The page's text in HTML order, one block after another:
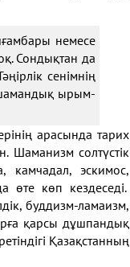
немесе
Сондықтан да
сенімнің
ырым-
арасында тарих
Шаманизм солтүстік
камчадал, эскимос,
өте көп кездеседі.
буддизм-ламаизм,
қарсы дұшпандық
Қазақстанның